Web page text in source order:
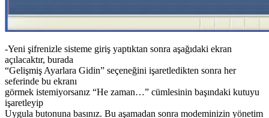
-Yeni şifrenizle sisteme giriş yaptıktan sonra aşağıdaki ekran
açılacaktır, burada
“Gelişmiş Ayarlara Gidin” seçeneğini işaretledikten sonra her
seferinde bu ekranı
görmek istemiyorsanız “He zaman…” cümlesinin başındaki kutuyu
işaretleyip
Uygula butonuna basınız. Bu aşamadan sonra modeminizin yönetim